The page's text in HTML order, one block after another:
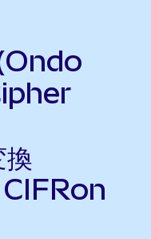
CIFRon